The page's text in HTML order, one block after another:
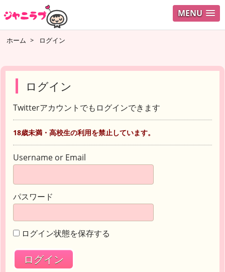
MENU
ホーム > ログイン
ログイン
Twitterアカウントでもログインできます
18歳未満・高校生の利用を禁止しています。
Username or Email
パスワード
ログイン状態を保存する